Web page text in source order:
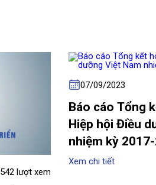
542 lượt xem
07/09/2023
Báo cáo Tổng
Hiệp hội Điều
nhiệm kỳ
Xem chi tiết